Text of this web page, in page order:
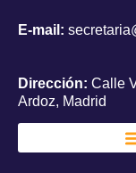
E-mail:
Dirección: Calle
Ardoz, Madrid